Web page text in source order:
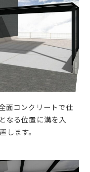
面コンクリートで仕
なる位置に溝を入
します。